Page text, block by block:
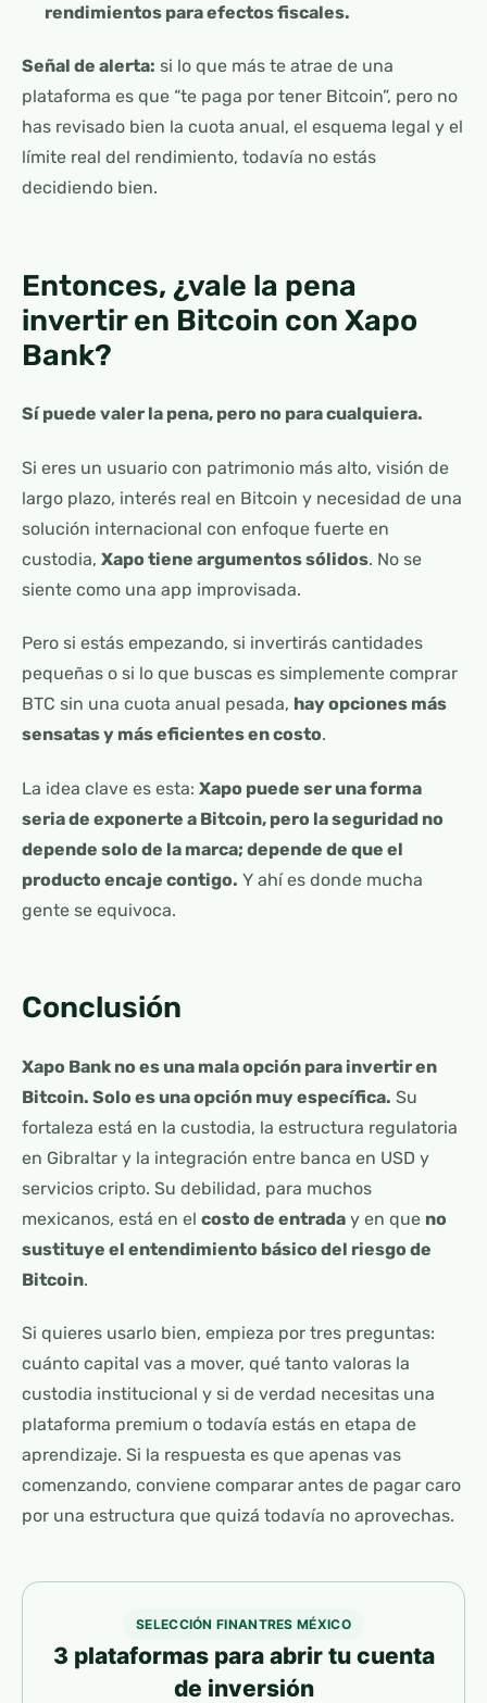
rendimientos para efectos fiscales.
Señal de alerta: si lo que más te atrae de una
plataforma es que “te paga por tener Bitcoin”, pero no
has revisado bien la cuota anual, el esquema legal y el
límite real del rendimiento, todavía no estás
decidiendo bien.
Entonces, ¿vale la pena
invertir en Bitcoin con Xapo
Bank?
Sí puede valer la pena, pero no para cualquiera.
Si eres un usuario con patrimonio más alto, visión de
largo plazo, interés real en Bitcoin y necesidad de una
solución internacional con enfoque fuerte en
custodia, Xapo tiene argumentos sólidos. No se
siente como una app improvisada.
Pero si estás empezando, si invertirás cantidades
pequeñas o si lo que buscas es simplemente comprar
BTC sin una cuota anual pesada, hay opciones más
sensatas y más eficientes en costo.
La idea clave es esta: Xapo puede ser una forma
seria de exponerte a Bitcoin, pero la seguridad no
depende solo de la marca; depende de que el
producto encaje contigo. Y ahí es donde mucha
gente se equivoca.
Conclusión
Xapo Bank no es una mala opción para invertir en
Bitcoin. Solo es una opción muy específica. Su
fortaleza está en la custodia, la estructura regulatoria
en Gibraltar y la integración entre banca en USD y
servicios cripto. Su debilidad, para muchos
mexicanos, está en el costo de entrada y en que no
sustituye el entendimiento básico del riesgo de
Bitcoin.
Si quieres usarlo bien, empieza por tres preguntas:
cuánto capital vas a mover, qué tanto valoras la
custodia institucional y si de verdad necesitas una
plataforma premium o todavía estás en etapa de
aprendizaje. Si la respuesta es que apenas vas
comenzando, conviene comparar antes de pagar caro
por una estructura que quizá todavía no aprovechas.
SELECCIÓN FINANTRES MÉXICO
3 plataformas para abrir tu cuenta
de inversión